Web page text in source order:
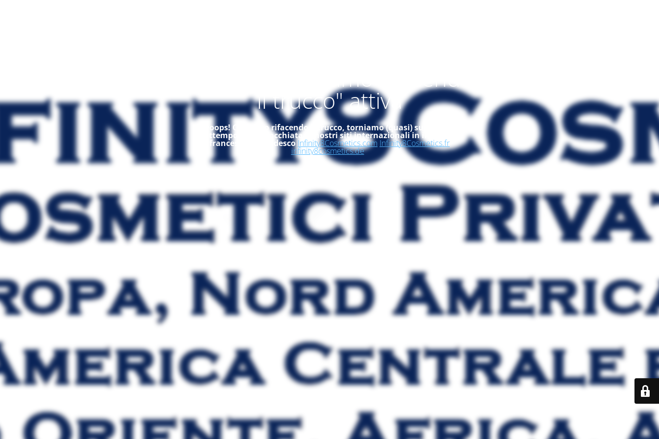
Modalità "ci stiamo rifacendo
il trucco" attiva
Ooops! Ci stiamo rifacendo il trucco, torniamo (quasi) subito, nel
frattempo, dai un'occhiata ai nostri siti internazionali in inglese, in
francese ed in tedesco Infinity8Cosmetics.com Infinity8Cosmetics.fr
infinity8cosmetics.de